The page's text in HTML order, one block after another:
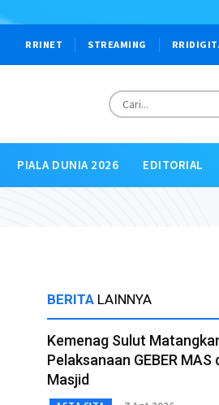
RRINET STREAMING
PIALA DUNIA 2026 EDITORIAL
BERITA LAINNYA
Kemenag Sulut
Pelaksanaan GEBER MAS
Masjid